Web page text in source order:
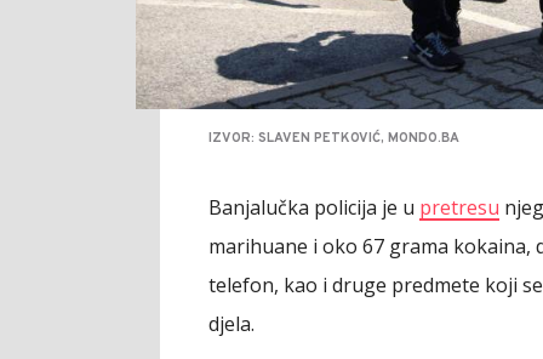
IZVOR: SLAVEN PETKOVIĆ, MONDO.BA
Banjalučka policija je u pretresu
marihuane i oko 67 grama
telefon, kao i druge predmete koji
djela.